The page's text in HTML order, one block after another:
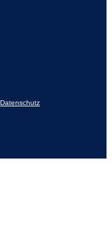
Datenschutz